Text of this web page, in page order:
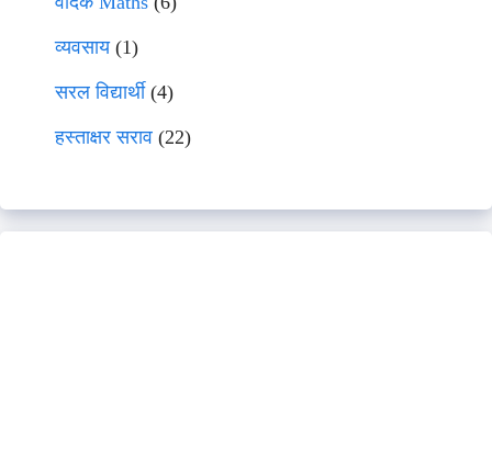
व्यवसाय(1)
सरल विद्यार्थी(4)
हस्ताक्षर सराव (22)